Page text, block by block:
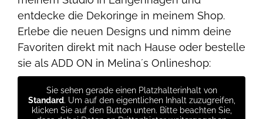
entdecke die Dekoringe in meinem Shop.
Erlebe die neuen Designs und nimm deine
Favoriten direkt mit nach Hause oder bestelle
sie als ADD ON in Melina´s Onlineshop:
Sie sehen gerade einen Platzhalterinhalt von
Standard. Um auf den eigentlichen Inhalt zuzugreifen,
klicken Sie auf den Button unten. Bitte beachten Sie,